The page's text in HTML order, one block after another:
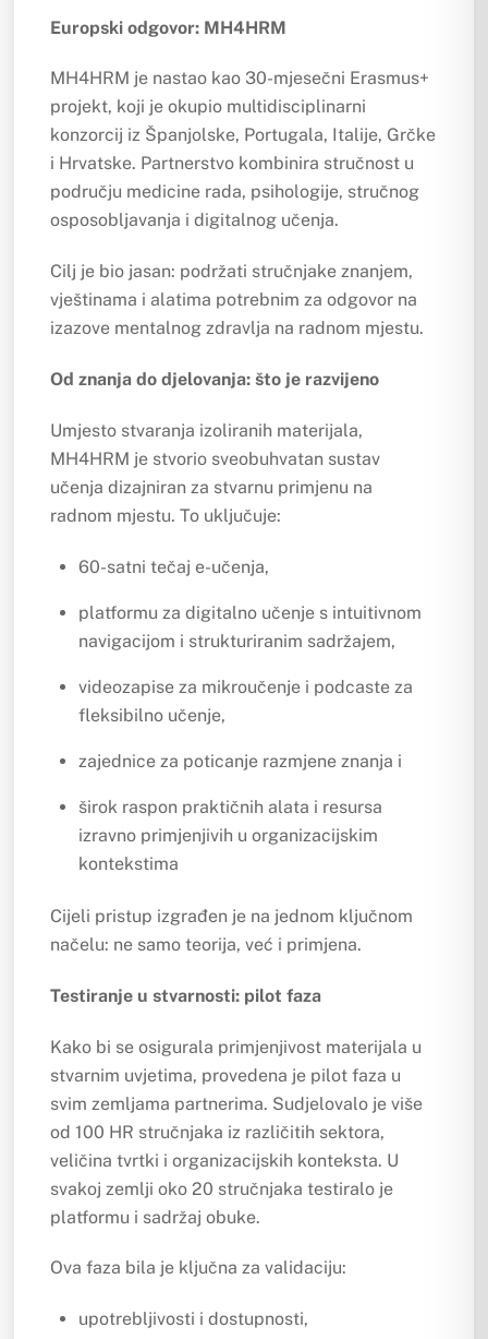
Europski odgovor: MH4HRM
MH4HRM je nastao kao 30-mjesečni Erasmus+
projekt, koji je okupio multidisciplinarni
konzorcij iz Španjolske, Portugala, Italije, Grčke
i Hrvatske. Partnerstvo kombinira stručnost u
području medicine rada, psihologije, stručnog
osposobljavanja i digitalnog učenja.
Cilj je bio jasan: podržati stručnjake znanjem,
vještinama i alatima potrebnim za odgovor na
izazove mentalnog zdravlja na radnom mjestu.
Od znanja do djelovanja: što je razvijeno
Umjesto stvaranja izoliranih materijala,
MH4HRM je stvorio sveobuhvatan sustav
učenja dizajniran za stvarnu primjenu na
radnom mjestu. To uključuje:
60-satni tečaj e-učenja,
platformu za digitalno učenje s intuitivnom
navigacijom i strukturiranim sadržajem,
videozapise za mikroučenje i podcaste za
fleksibilno učenje,
zajednice za poticanje razmjene znanja i
širok raspon praktičnih alata i resursa
izravno primjenjivih u organizacijskim
kontekstima
Cijeli pristup izgrađen je na jednom ključnom
načelu: ne samo teorija, već i primjena.
Testiranje u stvarnosti: pilot faza
Kako bi se osigurala primjenjivost materijala u
stvarnim uvjetima, provedena je pilot faza u
svim zemljama partnerima. Sudjelovalo je više
od 100 HR stručnjaka iz različitih sektora,
veličina tvrtki i organizacijskih konteksta. U
svakoj zemlji oko 20 stručnjaka testiralo je
platformu i sadržaj obuke.
Ova faza bila je ključna za validaciju:
upotrebljivosti i dostupnosti,